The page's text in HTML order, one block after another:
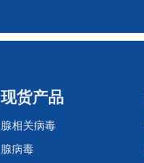
现货产品
腺相关病毒
腺病毒